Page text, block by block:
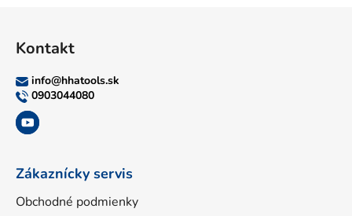
Kontakt
info@hhatools.sk
0903044080
Zákaznícky servis
Obchodné podmienky